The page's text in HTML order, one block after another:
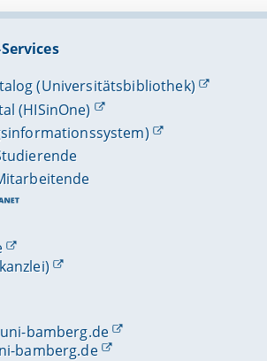
(Universitätsbibliothek)
(HISinOne)
bamberg.de
bamberg.de